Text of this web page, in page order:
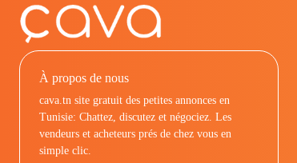
À propos de nous
cava.tn site gratuit des petites annonces en
Tunisie: Chattez, discutez et négociez. Les
vendeurs et acheteurs prés de chez vous en
simple clic.